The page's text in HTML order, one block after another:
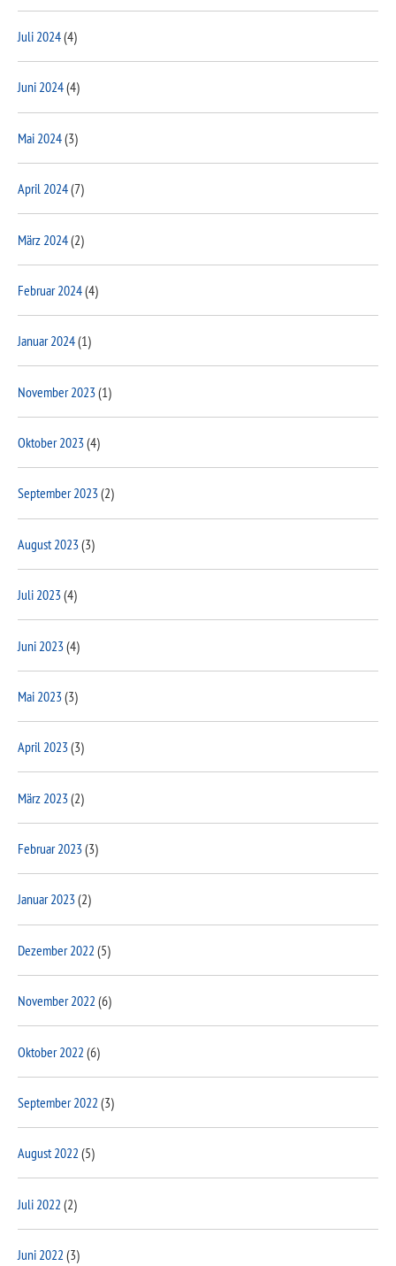
Juli 2024(4)
Juni 2024(4)
Mai 2024(3)
April 2024(7)
März 2024(2)
Februar 2024(4)
Januar 2024(1)
November 2023(1)
Oktober 2023(4)
September 2023(2)
August 2023(3)
Juli 2023(4)
Juni 2023(4)
Mai 2023(3)
April 2023(3)
März 2023(2)
Februar 2023(3)
Januar 2023(2)
Dezember 2022 (5)
November 2022 (6)
Oktober 2022 (6)
September 2022 (3)
August 2022 (5)
Juli 2022 (2)
Juni 2022 (3)